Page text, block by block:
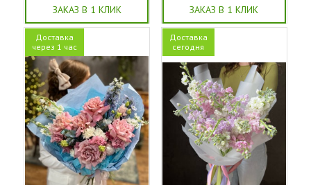
ЗАКАЗ В 1 КЛИК ЗАКАЗ В 1 КЛИК
Доставка
через 1 час
Доставка
сегодня